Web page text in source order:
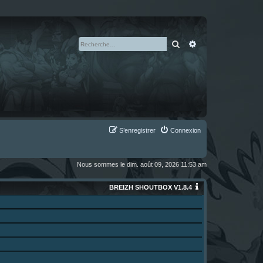
Rechercher
Connexion
S’enregistrer
Nous sommes le dim. août 09, 2026 11:53 am
BREIZH SHOUTBOX V1.8.4